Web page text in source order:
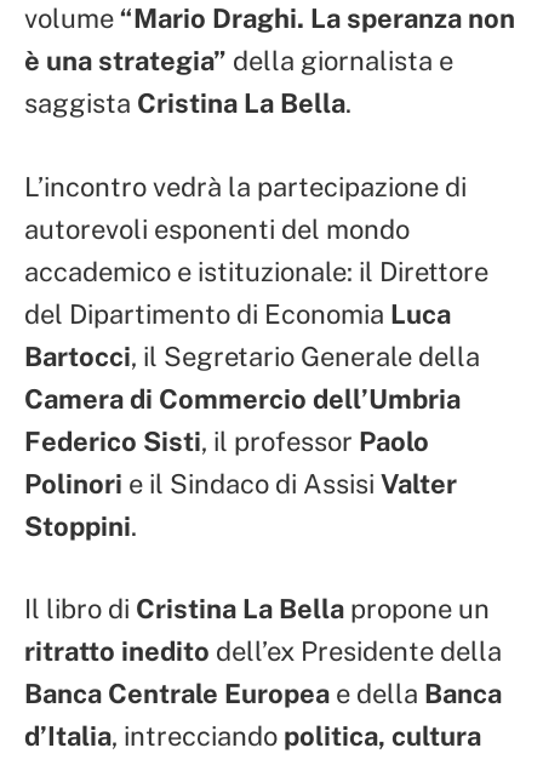
volume“Mario Draghi. La speranza non
è una strategia” della giornalista e
saggista Cristina La Bella.
L’incontro vedrà la partecipazione di
autorevoli esponenti del mondo
accademico e istituzionale: il Direttore
del Dipartimento di Economia Luca
Bartocci, il Segretario Generale della
Camera di Commercio dell’Umbria
Federico Sisti, il professor Paolo
Polinori e il Sindaco di Assisi Valter
Stoppini.
Il libro di Cristina La Bella propone un
ritratto inedito dell’ex Presidente della
Banca Centrale Europea e della Banca
d’Italia, intrecciando politica, cultura